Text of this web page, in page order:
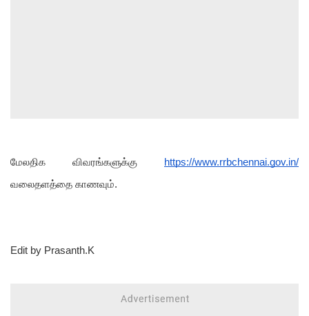
மேலதிக விவரங்களுக்கு
https://www.rrbchennai.gov.in/
வலைதளத்தை காணவும்.
Edit by Prasanth.K